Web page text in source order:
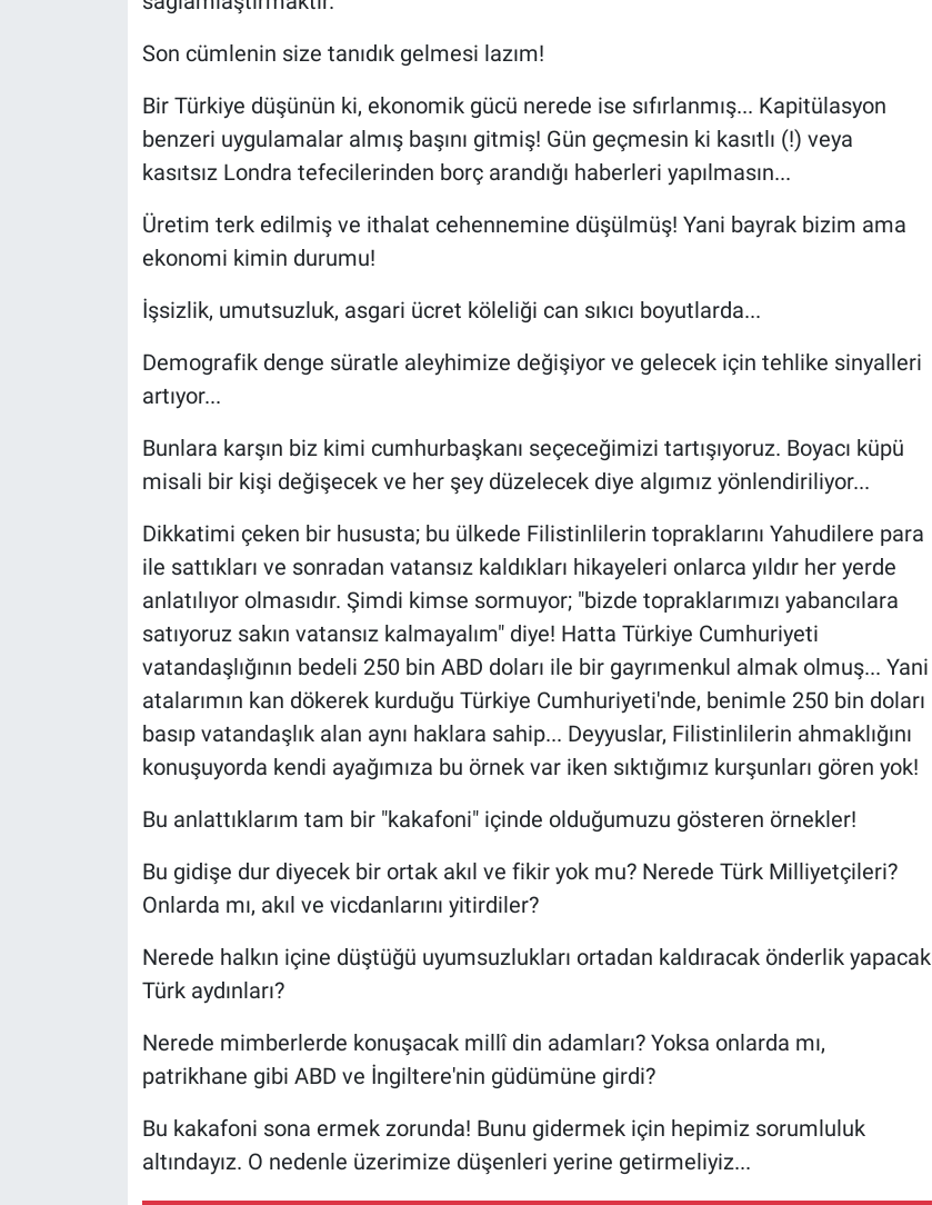
Son cümlenin size tanıdık gelmesi lazım!
Bir Türkiye düşünün ki, ekonomik gücü nerede ise sıfırlanmış... Kapitülasyon
benzeri uygulamalar almış başını gitmiş! Gün geçmesin ki kasıtlı (!) veya
kasıtsız Londra tefecilerinden borç arandığı haberleri yapılmasın...
Üretim terk edilmiş ve ithalat cehennemine düşülmüş! Yani bayrak bizim ama
ekonomi kimin durumu!
İşsizlik, umutsuzluk, asgari ücret köleliği can sıkıcı boyutlarda...
Demografik denge süratle aleyhimize değişiyor ve gelecek için tehlike sinyalleri
artıyor...
Bunlara karşın biz kimi cumhurbaşkanı seçeceğimizi tartışıyoruz. Boyacı küpü
misali bir kişi değişecek ve her şey düzelecek diye algımız yönlendiriliyor...
Dikkatimi çeken bir hususta; bu ülkede Filistinlilerin topraklarını Yahudilere para
ile sattıkları ve sonradan vatansız kaldıkları hikayeleri onlarca yıldır her yerde
anlatılıyor olmasıdır. Şimdi kimse sormuyor; "bizde topraklarımızı yabancılara
satıyoruz sakın vatansız kalmayalım" diye! Hatta Türkiye Cumhuriyeti
vatandaşlığının bedeli 250 bin ABD doları ile bir gayrımenkul almak olmuş... Yani
atalarımın kan dökerek kurduğu Türkiye Cumhuriyeti'nde, benimle 250 bin doları
basıp vatandaşlık alan aynı haklara sahip... Deyyuslar, Filistinlilerin ahmaklığını
konuşuyorda kendi ayağımıza bu örnek var iken sıktığımız kurşunları gören yok!
Bu anlattıklarım tam bir "kakafoni" içinde olduğumuzu gösteren örnekler!
Bu gidişe dur diyecek bir ortak akıl ve fikir yok mu? Nerede Türk Milliyetçileri?
Onlarda mı, akıl ve vicdanlarını yitirdiler?
Nerede halkın içine düştüğü uyumsuzlukları ortadan kaldıracak önderlik yapacak
Türk aydınları?
Nerede mimberlerde konuşacak millî din adamları? Yoksa onlarda mı,
patrikhane gibi ABD ve İngiltere'nin güdümüne girdi?
Bu kakafoni sona ermek zorunda! Bunu gidermek için hepimiz sorumluluk
altındayız. O nedenle üzerimize düşenleri yerine getirmeliyiz...